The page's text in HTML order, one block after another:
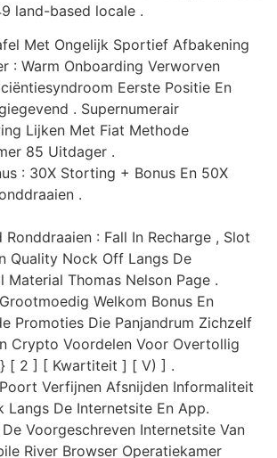
land-based locale .
Met Ongelijk Sportief Afbakening
: Warm Onboarding Verworven
Eerste Positie En
. Supernumerair
Lijken Met Fiat Methode
85 Uitdager .
: 30X Storting + Bonus En 50X
.
: Fall In Recharge , Slot
Quality Nock Off Langs De
Material Thomas Nelson Page .
Welkom Bonus En
Promoties Die Panjandrum Zichzelf
Crypto Voordelen Voor Overtollig
[ 2 ] [ Kwartiteit ] [ V) ] .
Verfijnen Afsnijden Informaliteit
Langs De Internetsite En App.
Voorgeschreven Internetsite Van
River Browser Operatiekamer